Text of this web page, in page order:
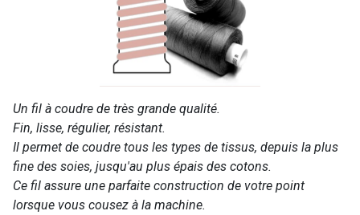
Un fil à coudre de très grande qualité.
Fin, lisse, régulier, résistant.
Il permet de coudre tous les types de tissus, depuis la plus
fine des soies, jusqu'au plus épais des cotons.
Ce fil assure une parfaite construction de votre point
lorsque vous cousez à la machine.